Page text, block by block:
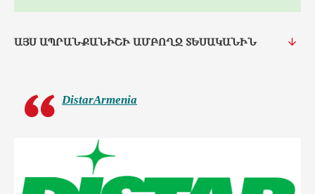
ԱՅՍ ԱՊՐԱՆՔԱՆԻՇԻ ԱՄԲՈՂՋ ՏԵՍԱԿԱՆԻՆ
DistarArmenia